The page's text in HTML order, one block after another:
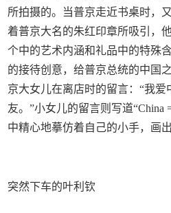
所拍摄的。当普京走近书桌时，
着普京大名的朱红印章所吸引，
个中的艺术内涵和礼品中的特殊
的接待创意，给普京总统的中国
京大女儿在离店时的留言：“我
友。”小女儿的留言则写道“China
中精心地摹仿着自己的小手，画
突然下车的叶利钦